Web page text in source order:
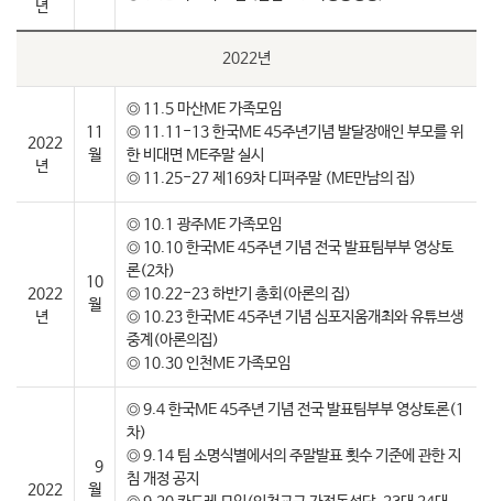
년
2022년
2022
년
11
월
◎ 11.5 마산ME 가족모임
◎ 11.11-13 한국ME 45주년기념 발달장애인 부모를 위
한 비대면 ME주말 실시
◎ 11.25-27 제169차 디퍼주말 (ME만남의 집)
2022
년
10
월
◎ 10.1 광주ME 가족모임
◎ 10.10 한국ME 45주년 기념 전국 발표팀부부 영상토
론(2차)
◎ 10.22-23 하반기 총회(아론의 집)
◎ 10.23 한국ME 45주년 기념 심포지움개최와 유튜브생
중계(아론의집)
◎ 10.30 인천ME 가족모임
2022
9
월
◎ 9.4 한국ME 45주년 기념 전국 발표팀부부 영상토론(1
차)
◎ 9.14 팀 소명식별에서의 주말발표 횟수 기준에 관한 지
침 개정 공지